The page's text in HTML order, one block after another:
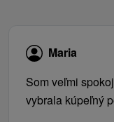
Maria
Som veľmi
vybrala kúpeľný